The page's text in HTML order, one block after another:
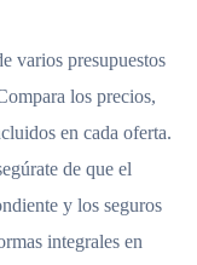
varios presupuestos
los precios,
en cada oferta.
de que el
y los seguros
integrales en